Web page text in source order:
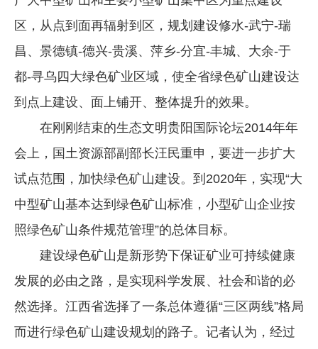
区，从点到面再辐射到区，规划建设修水-武宁-瑞
昌、景德镇-德兴-贵溪、萍乡-分宜-丰城、大余-于
都-寻乌四大绿色矿业区域，使全省绿色矿山建设达
到点上建设、面上铺开、整体提升的效果。
在刚刚结束的生态文明贵阳国际论坛2014年年
会上，国土资源部副部长汪民重申，要进一步扩大
试点范围，加快绿色矿山建设。到2020年，实现“大
中型矿山基本达到绿色矿山标准，小型矿山企业按
照绿色矿山条件规范管理”的总体目标。
建设绿色矿山是新形势下保证矿业可持续健康
发展的必由之路，是实现科学发展、社会和谐的必
然选择。江西省选择了一条总体遵循“三区两线”格局
而进行绿色矿山建设规划的路子。记者认为，经过